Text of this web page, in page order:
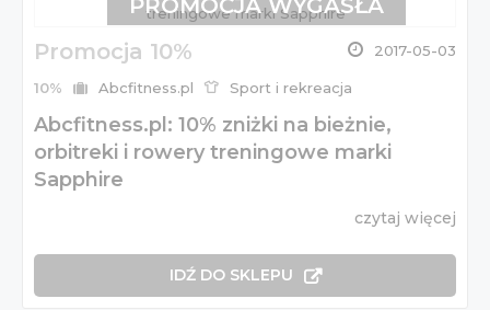
Promocja 10% 2017-05-03
10% Abcfitness.pl Sport i rekreacja
Abcfitness.pl: 10% zniżki na bieżnie,
orbitreki i rowery treningowe marki
Sapphire
czytaj więcej
IDŹ DO SKLEPU
PROMOCJA WYGASŁA